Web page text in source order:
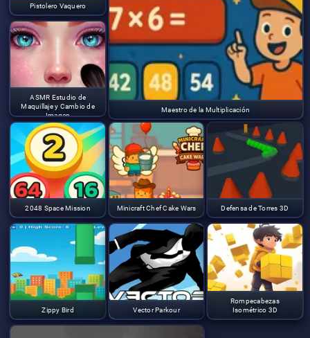
Pistolero Vaquero
Maestro de la Multiplicación
ASMR Estudio de
Maquillaje y Cambio de
Imagen
2048 Space Mission Minicraft Chef Cake Wars Defensa de Torres 3D
Zippy Bird Vector Parkour
Rompecabezas
Isométrico 3D